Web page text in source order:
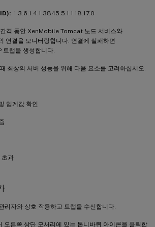
.1.3.6.1.4.1.3845.5.1.1.18.17.0
격 동안 XenMobile Tomcat 노드 서비스와
연결을 모니터링합니다. 연결에 실패하면
랩을 생성합니다.
최상의 서버 성능을 위해 다음 요소를 고려하십시오.
임계값 확인
초과
리자와 상호 작용하고 트랩을 수신합니다.
오른쪽 상단 모서리에 있는 톱니바퀴 아이콘을 클릭합